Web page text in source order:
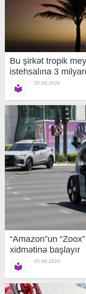
Bu şirkət tropik
istehsalına 3
05.08.2026
“Amazon”un
xidmətinə başlayır
05.08.2026